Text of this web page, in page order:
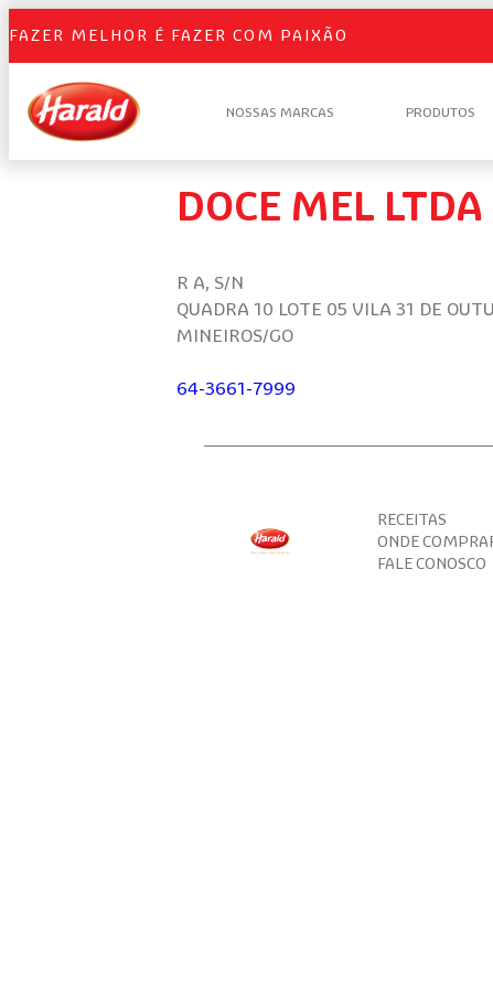
FAZER MELHOR É FAZER COM PAIXÃO
NOSSAS MARCAS PRODUTOS
DOCE MEL LTDA
R A, S/N
QUADRA 10 LOTE 05 VILA 31 DE
MINEIROS/GO
64-3661-7999
RECEITAS
ONDE
FALE CONOSCO